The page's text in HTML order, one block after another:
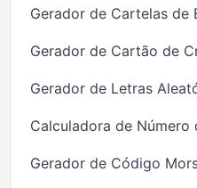
Gerador de Cartelas de
Gerador de Cartão de
Gerador de Letras
Calculadora de Número
Gerador de Código